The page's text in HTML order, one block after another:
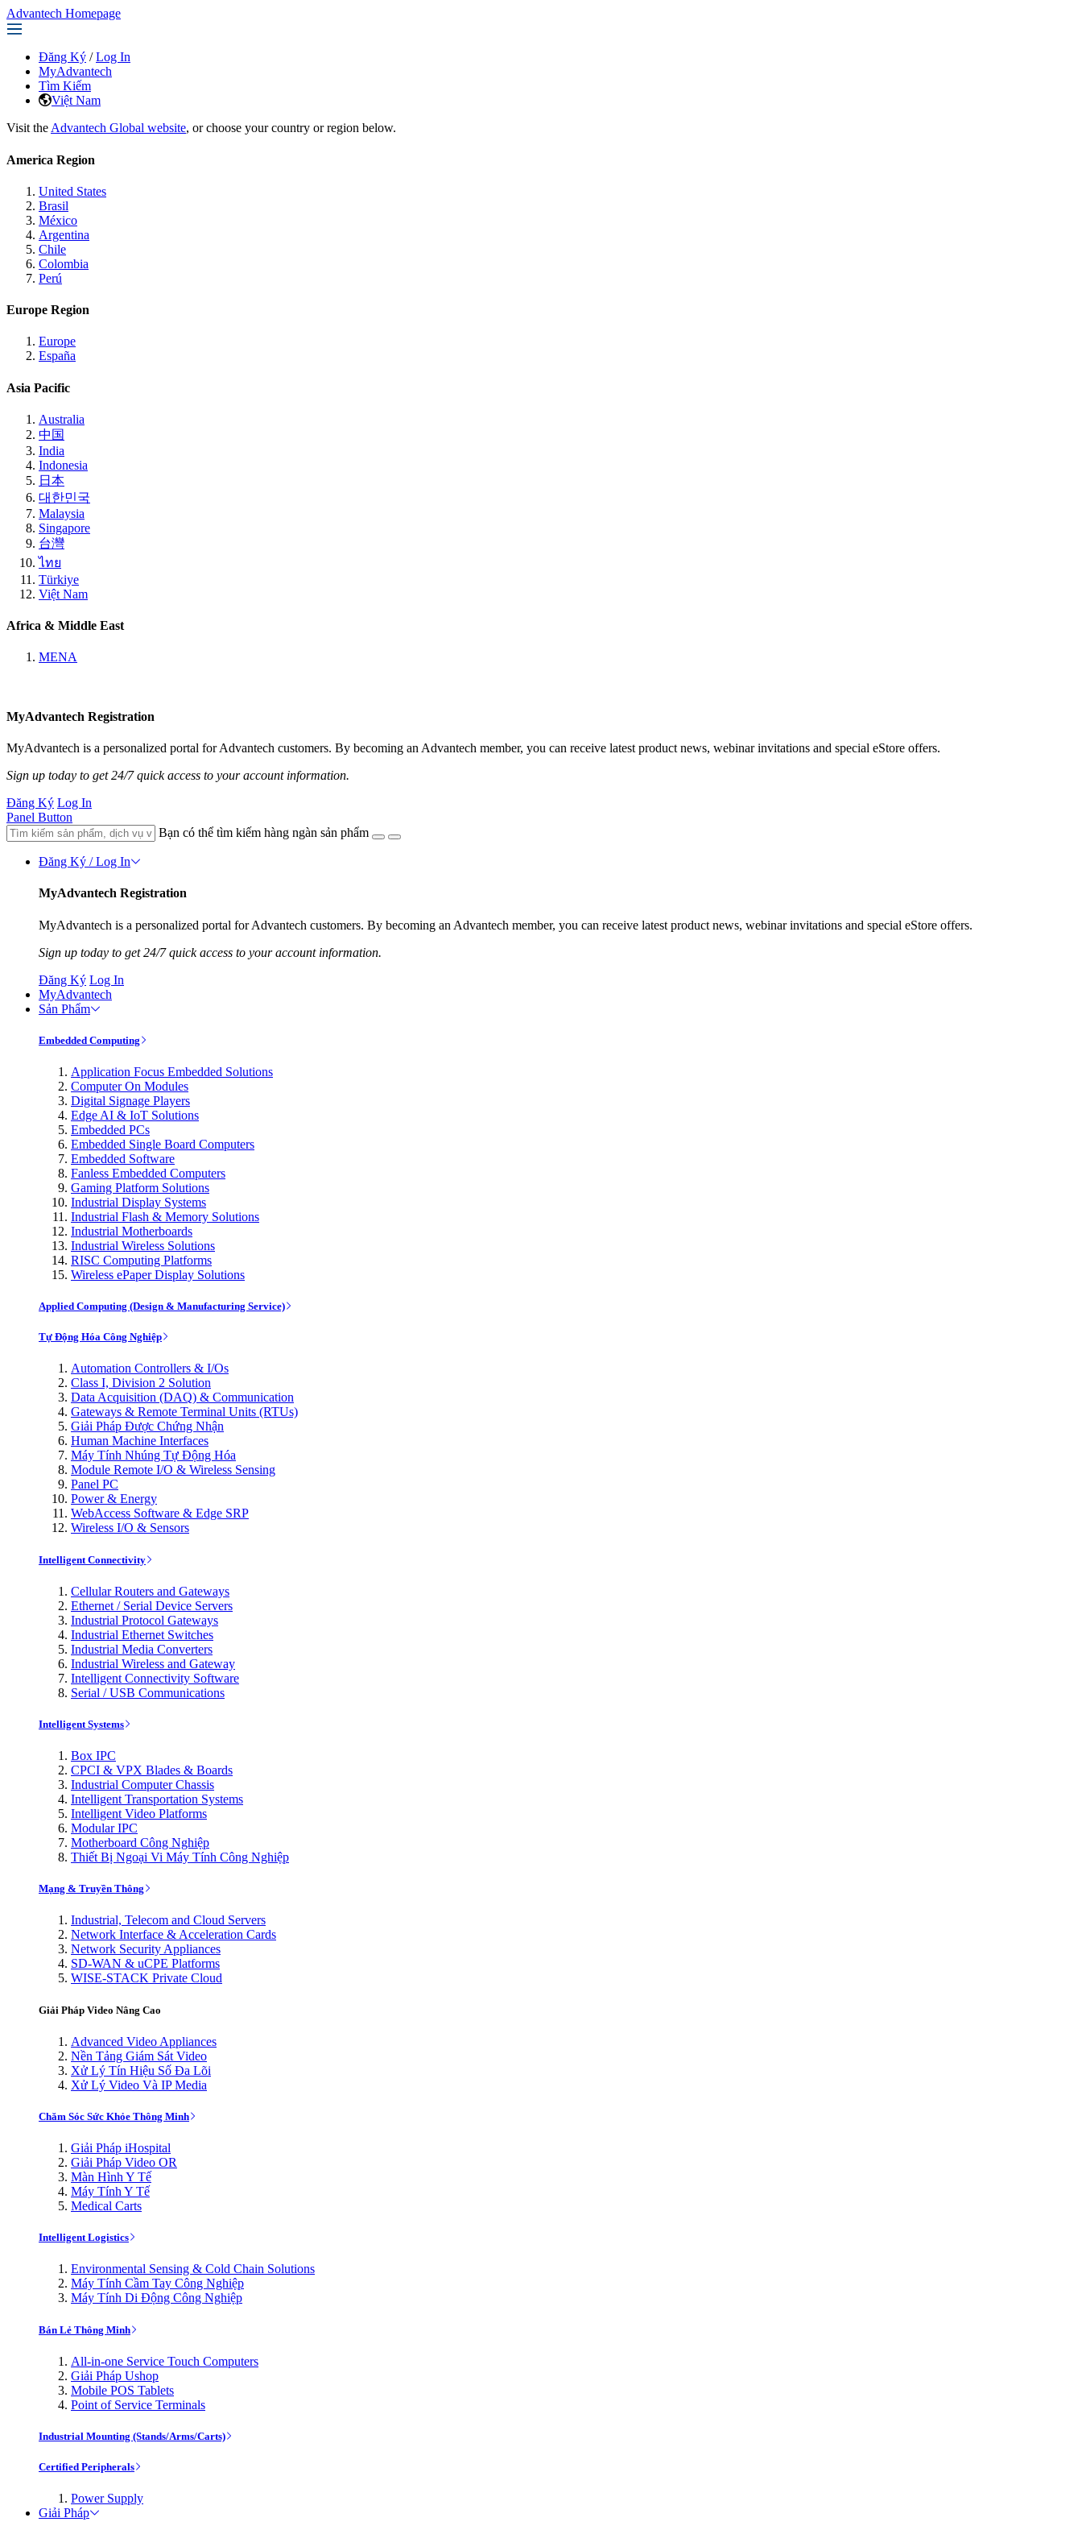
Advantech Homepage
Đăng Ký / Log In
MyAdvantech
Tìm Kiếm
Việt Nam
Visit the Advantech Global website, or choose your country or region below.
America Region
United States
Brasil
México
Argentina
Chile
Colombia
Perú
Europe Region
Europe
España
Asia Pacific
Australia
中国
India
Indonesia
日本
대한민국
Malaysia
Singapore
台灣
ไทย
Türkiye
Việt Nam
Africa & Middle East
MENA
MyAdvantech Registration
MyAdvantech is a personalized portal for Advantech customers. By becoming an Advantech member, you can receive latest product news, webinar invitations and special eStore offers.
Sign up today to get 24/7 quick access to your account information.
Đăng Ký Log In
Panel Button
Bạn có thể tìm kiếm hàng ngàn sản phẩm
Đăng Ký / Log In
MyAdvantech Registration
MyAdvantech is a personalized portal for Advantech customers. By becoming an Advantech member, you can receive latest product news, webinar invitations and special eStore offers.
Sign up today to get 24/7 quick access to your account information.
Đăng Ký Log In
MyAdvantech
Sản Phẩm
Embedded Computing
Application Focus Embedded Solutions
Computer On Modules
Digital Signage Players
Edge AI & IoT Solutions
Embedded PCs
Embedded Single Board Computers
Embedded Software
Fanless Embedded Computers
Gaming Platform Solutions
Industrial Display Systems
Industrial Flash & Memory Solutions
Industrial Motherboards
Industrial Wireless Solutions
RISC Computing Platforms
Wireless ePaper Display Solutions
Applied Computing (Design & Manufacturing Service)
Tự Động Hóa Công Nghiệp
Automation Controllers & I/Os
Class I, Division 2 Solution
Data Acquisition (DAQ) & Communication
Gateways & Remote Terminal Units (RTUs)
Giải Pháp Được Chứng Nhận
Human Machine Interfaces
Máy Tính Nhúng Tự Động Hóa
Module Remote I/O & Wireless Sensing
Panel PC
Power & Energy
WebAccess Software & Edge SRP
Wireless I/O & Sensors
Intelligent Connectivity
Cellular Routers and Gateways
Ethernet / Serial Device Servers
Industrial Protocol Gateways
Industrial Ethernet Switches
Industrial Media Converters
Industrial Wireless and Gateway
Intelligent Connectivity Software
Serial / USB Communications
Intelligent Systems
Box IPC
CPCI & VPX Blades & Boards
Industrial Computer Chassis
Intelligent Transportation Systems
Intelligent Video Platforms
Modular IPC
Motherboard Công Nghiệp
Thiết Bị Ngoại Vi Máy Tính Công Nghiệp
Mạng & Truyền Thông
Industrial, Telecom and Cloud Servers
Network Interface & Acceleration Cards
Network Security Appliances
SD-WAN & uCPE Platforms
WISE-STACK Private Cloud
Giải Pháp Video Nâng Cao
Advanced Video Appliances
Nền Tảng Giám Sát Video
Xử Lý Tín Hiệu Số Đa Lõi
Xử Lý Video Và IP Media
Chăm Sóc Sức Khỏe Thông Minh
Giải Pháp iHospital
Giải Pháp Video OR
Màn Hình Y Tế
Máy Tính Y Tế
Medical Carts
Intelligent Logistics
Environmental Sensing & Cold Chain Solutions
Máy Tính Cầm Tay Công Nghiệp
Máy Tính Di Động Công Nghiệp
Bán Lẻ Thông Minh
All-in-one Service Touch Computers
Giải Pháp Ushop
Mobile POS Tablets
Point of Service Terminals
Industrial Mounting (Stands/Arms/Carts)
Certified Peripherals
Power Supply
Giải Pháp